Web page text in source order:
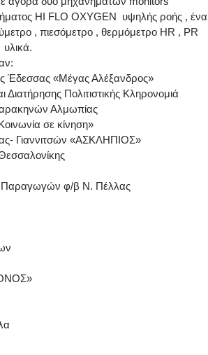
HI FLO OXYGEN υψηλής ροής , ένα
, πιεσόμετρο , θερμόμετρο HR , PR
Έδεσσας «Μέγας Αλέξανδρος»
Διατήρησης Πολιτιστικής Κληρονομιά
Αλμωπίας
σε κίνηση»
Γιαννιτσών «ΑΣΚΛΗΠΙΟΣ»
Παραγωγών φ/β Ν. Πέλλας